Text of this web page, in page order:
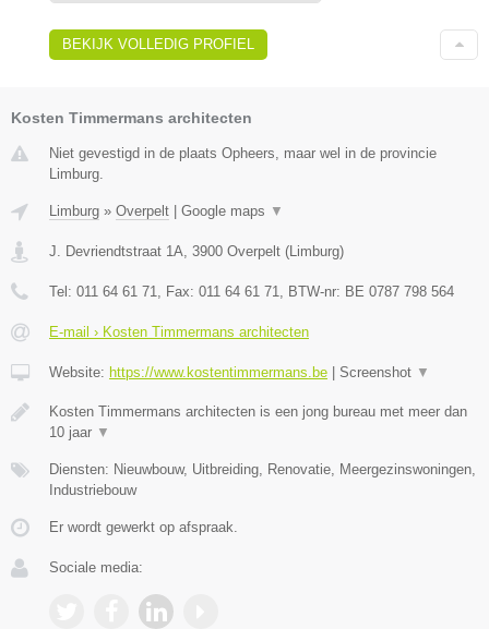
BEKIJK VOLLEDIG PROFIEL
Kosten Timmermans architecten
Niet gevestigd in de plaats Opheers, maar wel in de provincie
Limburg.
Limburg » Overpelt Google maps ▼
J. Devriendtstraat 1A 3900 Overpelt ( Limburg)
Tel: 011 64 61 71 , Fax: 011 64 61 71 , BTW-nr: BE 0787 798 564
E-mail › Kosten Timmermans architecten
Website: https://www.kostentimmermans.be Screenshot ▼
Kosten Timmermans architecten is een jong bureau met meer dan
10 jaar ▼
Diensten: Nieuwbouw, Uitbreiding, Renovatie, Meergezinswoningen,
Industriebouw
Er wordt gewerkt op afspraak.
Sociale media: